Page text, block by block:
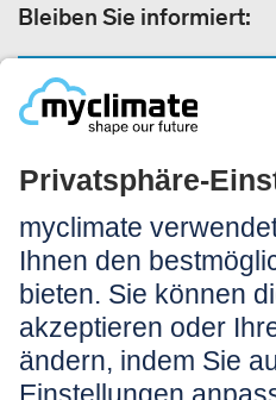
Bleiben Sie informiert:
Rechtliches:
Impressum
Nutzungshinweis
AGB